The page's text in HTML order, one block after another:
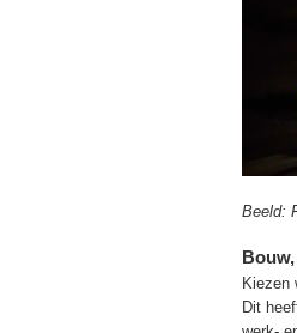
Beeld:
Kiezen
Dit